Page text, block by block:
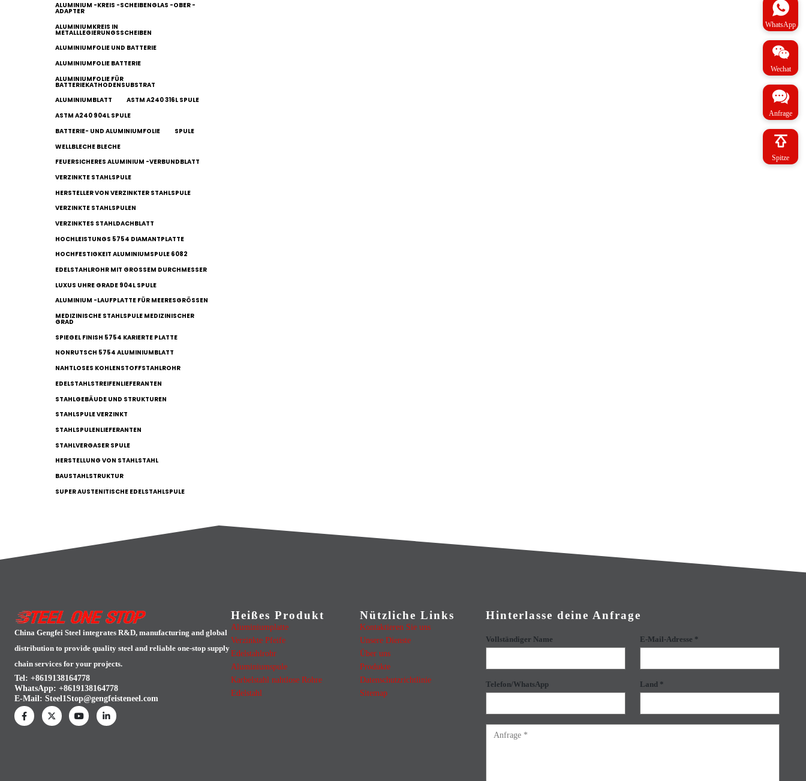
ALUMINIUM -KREIS -SCHEIBENGLAS -OBER -
ADAPTER
ALUMINIUMKREIS IN
METALLLEGIERUNGSSCHEIBEN
ALUMINIUMFOLIE UND BATTERIE
ALUMINIUMFOLIE BATTERIE
ALUMINIUMFOLIE FÜR
BATTERIEKATHODENSUBSTRAT
ALUMINIUMBLATT
ASTM A240 316L SPULE
ASTM A240 904L SPULE
BATTERIE- UND ALUMINIUMFOLIE
SPULE
WELLBLECHE BLECHE
FEUERSICHERES ALUMINIUM -VERBUNDBLATT
VERZINKTE STAHLSPULE
HERSTELLER VON VERZINKTER STAHLSPULE
VERZINKTE STAHLSPULEN
VERZINKTES STAHLDACHBLATT
HOCHLEISTUNGS 5754 DIAMANTPLATTE
HOCHFESTIGKEIT ALUMINIUMSPULE 6082
EDELSTAHLROHR MIT GROSSEM DURCHMESSER
LUXUS UHRE GRADE 904L SPULE
ALUMINIUM -LAUFPLATTE FÜR MEERESGRÖSSEN
MEDIZINISCHE STAHLSPULE MEDIZINISCHER
GRAD
SPIEGEL FINISH 5754 KARIERTE PLATTE
NONRUTSCH 5754 ALUMINIUMBLATT
NAHTLOSES KOHLENSTOFFSTAHLROHR
EDELSTAHLSTREIFENLIEFERANTEN
STAHLGEBÄUDE UND STRUKTUREN
STAHLSPULE VERZINKT
STAHLSPULENLIEFERANTEN
STAHLVERGASER SPULE
HERSTELLUNG VON STAHLSTAHL
BAUSTAHLSTRUKTUR
SUPER AUSTENITISCHE EDELSTAHLSPULE
WhatsApp
Wechat
Anfrage
Spitze
China Gengfei Steel integrates R&D, manufacturing and global
distribution to provide quality steel and reliable one-stop supply
chain services for your projects.
Tel: +8619138164778
WhatsApp: +8619138164778
E-Mail: Steel1Stop@gengfeisteneel.com
Heißes Produkt
Aluminiumplatte
Verzinkte Pfeife
Edelstahlrohr
Aluminiumspule
Karbelstahl nahtlose Rohre
Edelstahl
Nützliche Links
Kontaktieren Sie uns
Unsere Dienste
Über uns
Produkte
Datenschutzrichtlinie
Sitemap
Hinterlasse deine Anfrage
Vollständiger Name E-Mail-Adresse *
Telefon/WhatsApp Land *